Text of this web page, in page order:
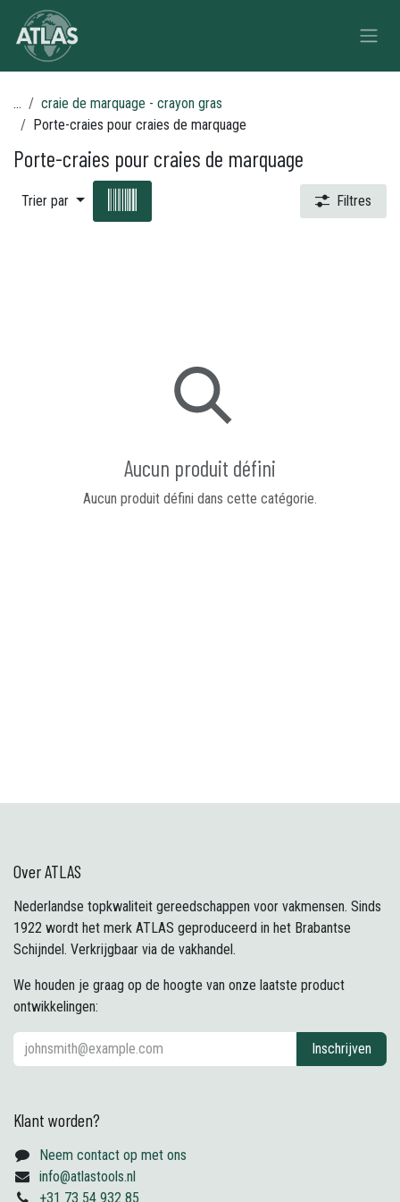
Se rendre au contenu
...
craie de marquage - crayon gras
Porte-craies pour craies de marquage
Porte-craies pour craies de marquage
Trier par Filtres
Aucun produit défini
Aucun produit défini dans cette catégorie.
Over ATLAS
Nederlandse topkwaliteit gereedschappen voor vakmensen. Sinds
1922 wordt het merk ATLAS geproduceerd in het Brabantse
Schijndel. Verkrijgbaar via de vakhandel.
We houden je graag op de hoogte van onze laatste product
ontwikkelingen:
Inschrijven
Klant worden?
Neem contact op met ons
info@atlastools.nl
+31 73 54 932 85